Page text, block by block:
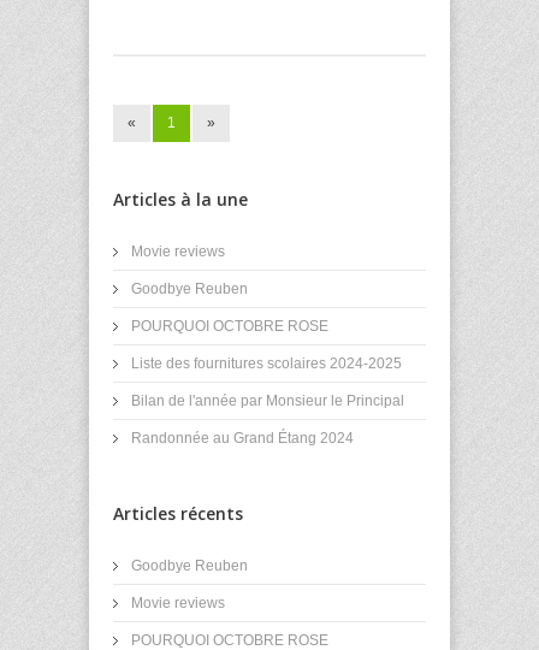
« 1 »
Articles à la une
Movie reviews
Goodbye Reuben
POURQUOI OCTOBRE ROSE
Liste des fournitures scolaires 2024-2025
Bilan de l'année par Monsieur le Principal
Randonnée au Grand Étang 2024
Articles récents
Goodbye Reuben
Movie reviews
POURQUOI OCTOBRE ROSE